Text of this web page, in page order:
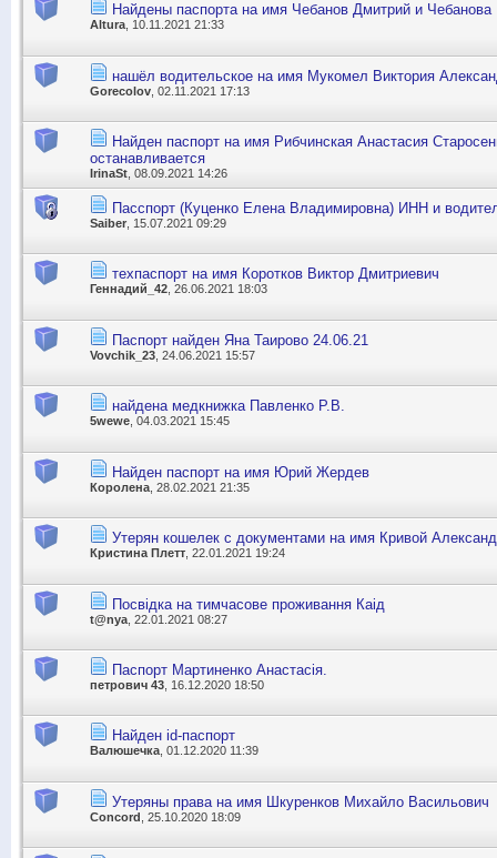
Найдены паспорта на имя Чебанов Дмитрий и Чебанова
Altura , 10.11.2021 21:33
нашёл водительское на имя Мукомел Виктория
Gorecolov , 02.11.2021 17:13
Найден паспорт на имя Рибчинская Анастасия
останавливается
IrinaSt , 08.09.2021 14:26
Пасспорт (Куценко Елена Владимировна) ИНН и
Saiber , 15.07.2021 09:29
техпаспорт на имя Коротков Виктор Дмитриевич
Геннадий_42 , 26.06.2021 18:03
Паспорт найден Яна Таирово 24.06.21
Vovchik_23 , 24.06.2021 15:57
найдена медкнижка Павленко Р.В.
5wewe , 04.03.2021 15:45
Найден паспорт на имя Юрий Жердев
Королена , 28.02.2021 21:35
Утерян кошелек с документами на имя Кривой
Кристина Плетт , 22.01.2021 19:24
Посвідка на тимчасове проживання Каід
t@nya , 22.01.2021 08:27
Паспорт Мартиненко Анастасія.
петрович 43 , 16.12.2020 18:50
Найден id-паспорт
Валюшечка, 01.12.2020 11:39
Утеряны права на имя Шкуренков Михайло Васильович
Concord , 25.10.2020 18:09